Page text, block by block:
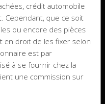
crédit automobile
Cependant, que ce soit
ou encore des pièces
en droit de les fixer selon
est par
à se fournir chez la
une commission sur